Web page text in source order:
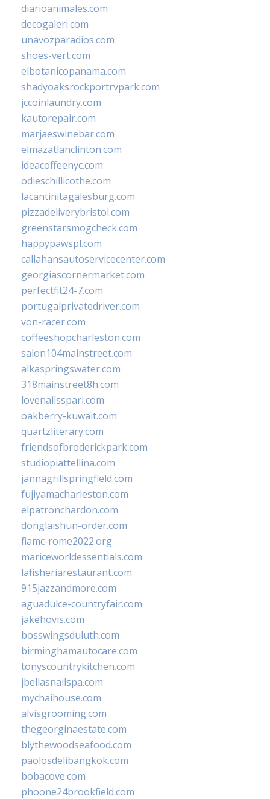
diarioanimales.com
decogaleri.com
unavozparadios.com
shoes-vert.com
elbotanicopanama.com
shadyoaksrockportrvpark.com
jccoinlaundry.com
kautorepair.com
marjaeswinebar.com
elmazatlanclinton.com
ideacoffeenyc.com
odieschillicothe.com
lacantinitagalesburg.com
pizzadeliverybristol.com
greenstarsmogcheck.com
happypawspl.com
callahansautoservicecenter.com
georgiascornermarket.com
perfectfit24-7.com
portugalprivatedriver.com
von-racer.com
coffeeshopcharleston.com
salon104mainstreet.com
alkaspringswater.com
318mainstreet8h.com
lovenailsspari.com
oakberry-kuwait.com
quartzliterary.com
friendsofbroderickpark.com
studiopiattellina.com
jannagrillspringfield.com
fujiyamacharleston.com
elpatronchardon.com
donglaishun-order.com
fiamc-rome2022.org
mariceworldessentials.com
lafisheriarestaurant.com
915jazzandmore.com
aguadulce-countryfair.com
jakehovis.com
bosswingsduluth.com
birminghamautocare.com
tonyscountrykitchen.com
jbellasnailspa.com
mychaihouse.com
alvisgrooming.com
thegeorginaestate.com
blythewoodseafood.com
paolosdelibangkok.com
bobacove.com
phoone24brookfield.com